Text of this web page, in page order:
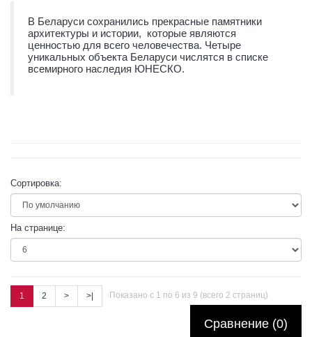
В Беларуси сохранились прекрасные памятники
архитектуры и истории, которые являются
ценностью для всего человечества. Четыре
уникальных объекта Беларуси числятся в списке
всемирного наследия ЮНЕСКО.
Сортировка:
На странице:
1 2 > >| Показано с 1 по 6 из 9 (всего 2 страниц)
Сравнение (0)